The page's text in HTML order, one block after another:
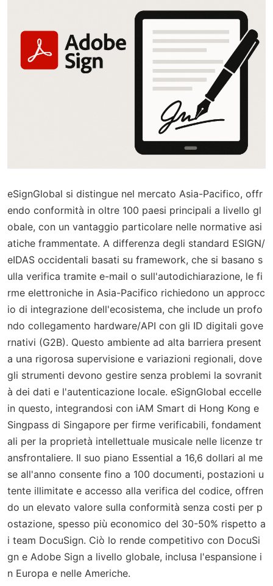
eSignGlobal si distingue nel mercato Asia-Pacifico, offr
endo conformità in oltre 100 paesi principali a livello gl
obale, con un vantaggio particolare nelle normative asi
atiche frammentate. A differenza degli standard ESIGN/
eIDAS occidentali basati su framework, che si basano s
ulla verifica tramite e-mail o sull'autodichiarazione, le fi
rme elettroniche in Asia-Pacifico richiedono un approcc
io di integrazione dell'ecosistema, che include un profo
ndo collegamento hardware/API con gli ID digitali gove
rnativi (G2B). Questo ambiente ad alta barriera present
a una rigorosa supervisione e variazioni regionali, dove
gli strumenti devono gestire senza problemi la sovranit
à dei dati e l'autenticazione locale. eSignGlobal eccelle
in questo, integrandosi con iAM Smart di Hong Kong e
Singpass di Singapore per firme verificabili, fondament
ali per la proprietà intellettuale musicale nelle licenze tr
ansfrontaliere. Il suo piano Essential a 16,6 dollari al me
se all'anno consente fino a 100 documenti, postazioni u
tente illimitate e accesso alla verifica del codice, offren
do un elevato valore sulla conformità senza costi per p
ostazione, spesso più economico del 30-50% rispetto a
i team DocuSign. Ciò lo rende competitivo con DocuSi
gn e Adobe Sign a livello globale, inclusa l'espansione i
n Europa e nelle Americhe.